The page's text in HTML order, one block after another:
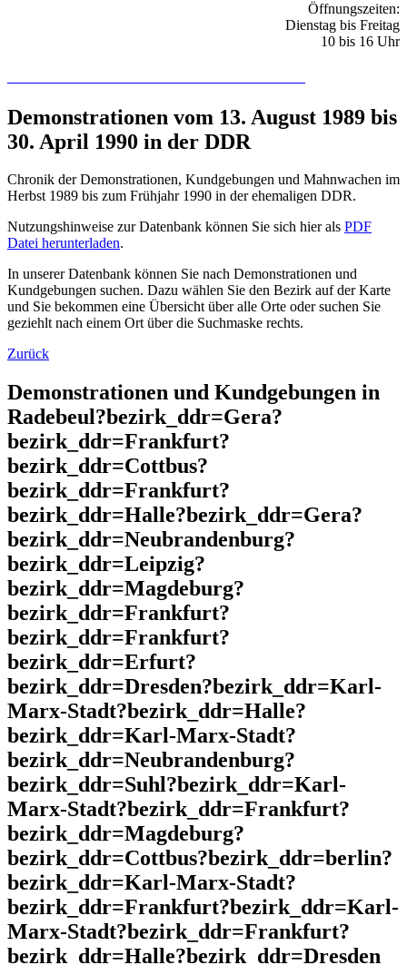
Öffnungszeiten:
Dienstag bis Freitag
10 bis 16 Uhr
Demonstrationen vom 13. August 1989 bis
30. April 1990 in der DDR
Chronik der Demonstrationen, Kundgebungen und Mahnwachen im
Herbst 1989 bis zum Frühjahr 1990 in der ehemaligen DDR.
Nutzungshinweise zur Datenbank können Sie sich hier als PDF
Datei herunterladen.
In unserer Datenbank können Sie nach Demonstrationen und
Kundgebungen suchen. Dazu wählen Sie den Bezirk auf der Karte
und Sie bekommen eine Übersicht über alle Orte oder suchen Sie
geziehlt nach einem Ort über die Suchmaske rechts.
Zurück
Demonstrationen und Kundgebungen in
Radebeul?bezirk_ddr=Gera?
bezirk_ddr=Frankfurt?
bezirk_ddr=Cottbus?
bezirk_ddr=Frankfurt?
bezirk_ddr=Halle?bezirk_ddr=Gera?
bezirk_ddr=Neubrandenburg?
bezirk_ddr=Leipzig?
bezirk_ddr=Magdeburg?
bezirk_ddr=Frankfurt?
bezirk_ddr=Frankfurt?
bezirk_ddr=Erfurt?
bezirk_ddr=Dresden?bezirk_ddr=Karl-
Marx-Stadt?bezirk_ddr=Halle?
bezirk_ddr=Karl-Marx-Stadt?
bezirk_ddr=Neubrandenburg?
bezirk_ddr=Suhl?bezirk_ddr=Karl-
Marx-Stadt?bezirk_ddr=Frankfurt?
bezirk_ddr=Magdeburg?
bezirk_ddr=Cottbus?bezirk_ddr=berlin?
bezirk_ddr=Karl-Marx-Stadt?
bezirk_ddr=Frankfurt?bezirk_ddr=Karl-
Marx-Stadt?bezirk_ddr=Frankfurt?
bezirk_ddr=Halle?bezirk_ddr=Dresden